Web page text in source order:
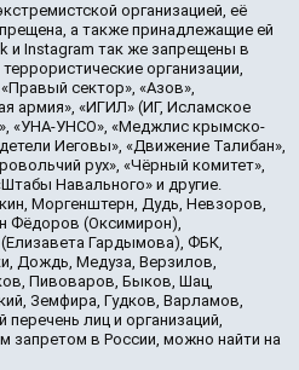
организацией, её
а также принадлежащие ей
и Instagram так же запрещены в
организации,
сектор», «Азов»,
армия», «ИГИЛ» (ИГ, Исламское
«УНА-УНСО», «Меджлис крымско-
Иеговы», «Движение Талибан»,
рух», «Чёрный комитет»,
Навального» и другие.
Моргенштерн, Дудь, Невзоров,
Фёдоров (Оксимирон),
Гардымова), ФБК,
Дождь, Медуза, Верзилов,
Пивоваров, Быков, Шац,
Земфира, Гудков, Варламов,
лиц и организаций,
запретом в России, можно найти на